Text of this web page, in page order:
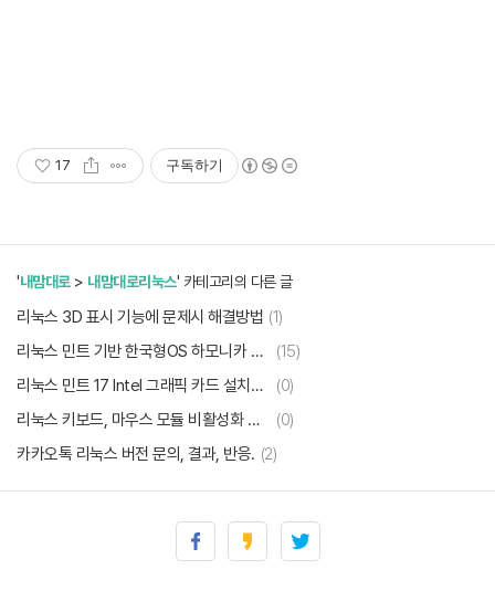
17 구독하기
'내맘대로> 내맘대로리눅스' 카테고리의 다른 글
리눅스 3D 표시 기능에 문제시 해결방법 (1)
리눅스 민트 기반 한국형OS 하모니카 프로젝트? 글쎄..
(15)
리눅스 민트 17 Intel 그래픽 카드 설치하기
(0)
리눅스 키보드, 마우스 모듈 비활성화 하기
(0)
카카오톡 리눅스 버전 문의, 결과, 반응. (2)
데스크탑 리눅스에서 많이 쓰이는 문서 확장자는? (5)
리눅스 Broadcom 무선 어댑터 에러, 경고 문제 관련
(0)